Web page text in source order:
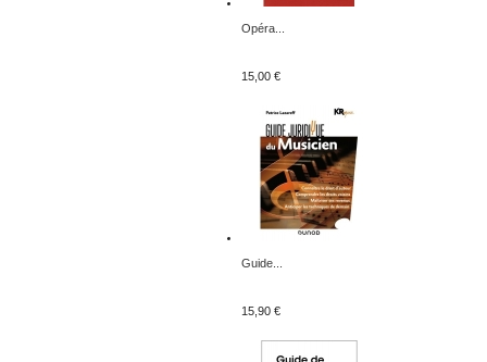
Opéra...
15,00 €
Guide...
15,90 €